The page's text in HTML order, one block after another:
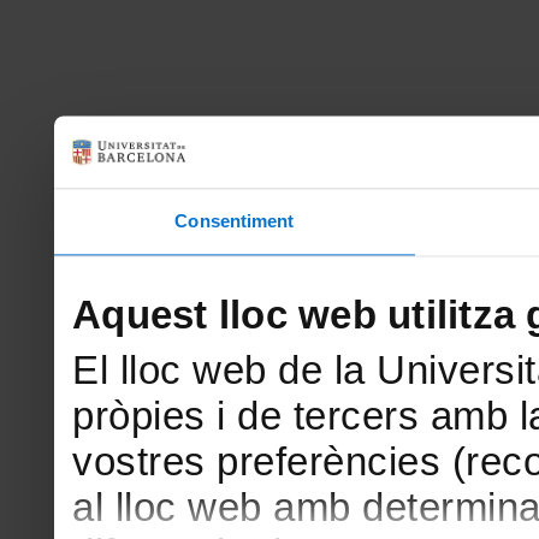
Consentiment
Aquest lloc web utilitza
El lloc web de la
pròpies i de tercers amb
vostres preferències
al lloc web amb